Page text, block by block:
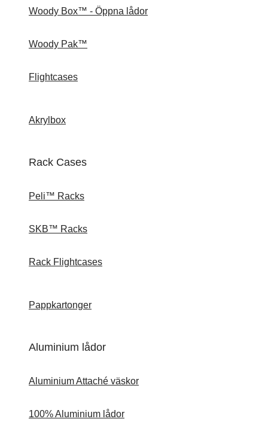
Woody Box™ - Öppna lådor
Woody Pak™
Flightcases
Akrylbox
Rack Cases
Peli™ Racks
SKB™ Racks
Rack Flightcases
Pappkartonger
Aluminium lådor
Aluminium Attaché väskor
100% Aluminium lådor